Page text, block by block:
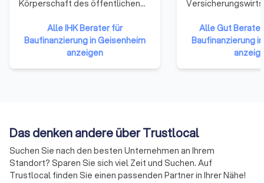
Körperschaft des öffentlichen
Unternehmen einer Region. Alle
Gewerbetreibenden und
Unternehmen mit Ausnahme
Alle IHK Berater für
Baufinanzierung in Geisenheim
anzeigen
Branche
Regelmäßige
vertrieblich
Danach sollten
regelmäßig in
Alle Gut Berate
Baufinanzierung
Das denken andere über Trustlocal
Suchen Sie nach den besten Unternehmen an Ihrem
Standort? Sparen Sie sich viel Zeit und Suchen. Auf
Trustlocal finden Sie einen passenden Partner in Ihrer Nähe!